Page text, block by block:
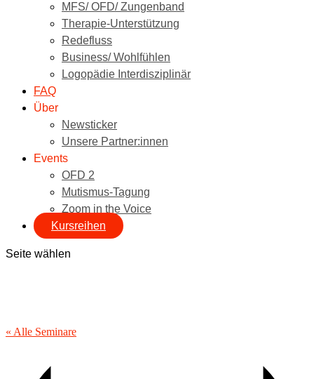
MFS/ OFD/ Zungenband
Therapie-Unterstützung
Redefluss
Business/ Wohlfühlen
Logopädie Interdisziplinär
FAQ
Über
Newsticker
Unsere Partner:innen
Events
OFD 2
Mutismus-Tagung
Zoom in the Voice
Kursreihen
Seite wählen
« Alle Seminare